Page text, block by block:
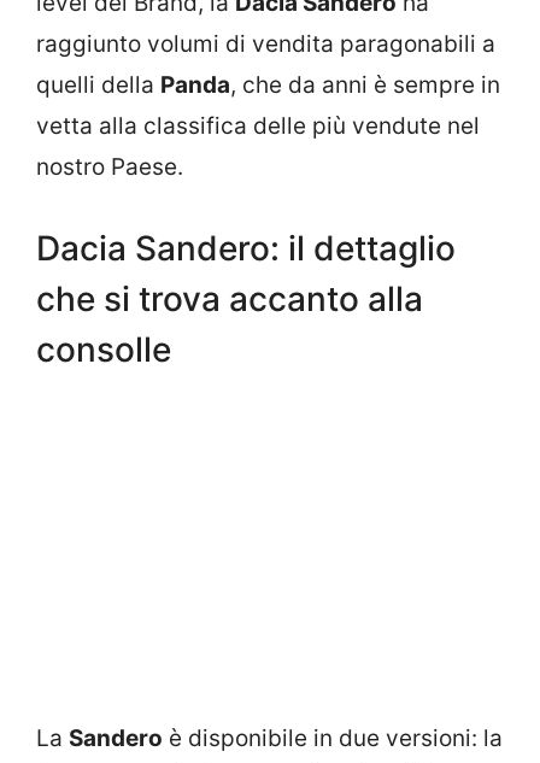
raggiunto volumi di vendita paragonabili a
quelli della Panda, che da anni è sempre in
vetta alla classifica delle più vendute nel
nostro Paese.
Dacia Sandero: il dettaglio
che si trova accanto alla
consolle
La Sandero è disponibile in due versioni: la